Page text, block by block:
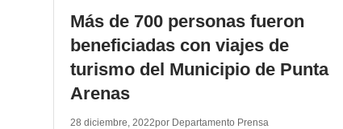
Más de 700 personas fueron
beneficiadas con viajes de
turismo del Municipio de Punta
Arenas
28 diciembre, 2022por Departamento Prensa